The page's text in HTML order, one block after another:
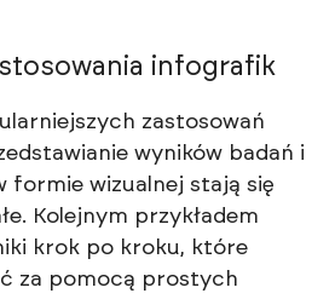
infografik
zastosowań
wyników badań i
wizualnej stają się
Kolejnym przykładem
krok po kroku, które
za pomocą prostych